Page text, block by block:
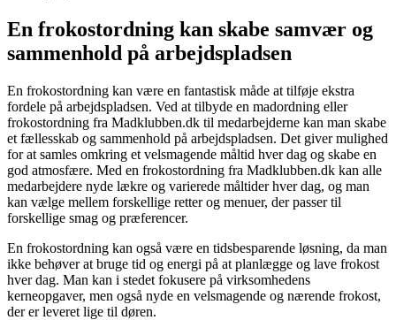
En frokostordning kan skabe samvær og
sammenhold på arbejdspladsen
En frokostordning kan være en fantastisk måde at tilføje ekstra
fordele på arbejdspladsen. Ved at tilbyde en madordning eller
frokostordning fra Madklubben.dk til medarbejderne kan man skabe
et fællesskab og sammenhold på arbejdspladsen. Det giver mulighed
for at samles omkring et velsmagende måltid hver dag og skabe en
god atmosfære. Med en frokostordning fra Madklubben.dk kan alle
medarbejdere nyde lækre og varierede måltider hver dag, og man
kan vælge mellem forskellige retter og menuer, der passer til
forskellige smag og præferencer.
En frokostordning kan også være en tidsbesparende løsning, da man
ikke behøver at bruge tid og energi på at planlægge og lave frokost
hver dag. Man kan i stedet fokusere på virksomhedens
kerneopgaver, men også nyde en velsmagende og nærende frokost,
der er leveret lige til døren.